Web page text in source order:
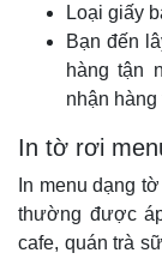
Loại giấy
Bạn đến
hàng tận
nhận
In tờ rơi
In menu dạng
thường được
cafe, quán trà